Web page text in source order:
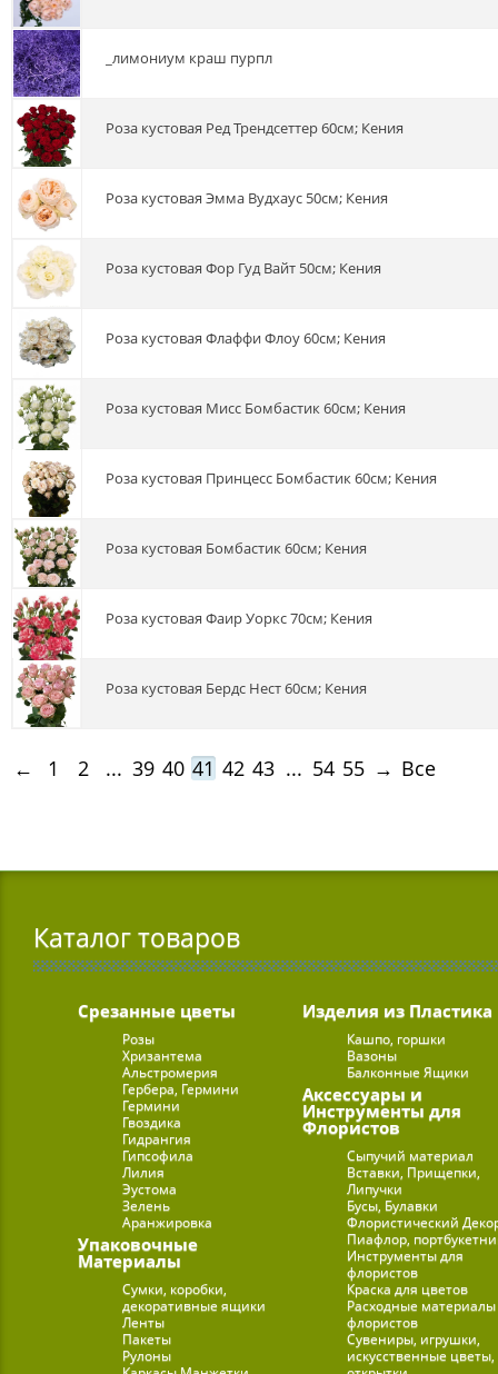
_лимониум краш пурпл
роза кустовая Ред Трендсеттер 60см; Кения
роза кустовая Эмма Вудхаус 50см; Кения
роза кустовая Фор Гуд Вайт 50см; Кения
роза кустовая Флаффи Флоу 60см; Кения
роза кустовая Мисс Бомбастик 60см; Кения
роза кустовая Принцесс Бомбастик 60см; Кения
роза кустовая Бомбастик 60см; Кения
роза кустовая Фаир Уоркс 70см; Кения
Роза кустовая Бердс Нест 60см; Кения
← 1 2 ... 39 40 41 42 43 ... 54 55 → Все
Каталог товаров
Срезанные цветы
Розы
Хризантема
Альстромерия
Гербера, Гермини
Гермини
Гвоздика
Гидрангия
Гипсофила
Лилия
Эустома
Зелень
Аранжировка
Упаковочные
Материалы
Сумки, коробки,
декоративные ящики
Ленты
Пакеты
Рулоны
Изделия из Пластика
Кашпо, горшки
Вазоны
Балконные Ящики
Аксессуары и
Инструменты для
Флористов
Сыпучий материал
Вставки, Прищепки,
Липучки
Бусы, Булавки
Флористический
Пиафлор,
Инструменты для
флористов
Краска для цветов
Расходные
флористов
Сувениры, игрушки,
искусственные цветы,